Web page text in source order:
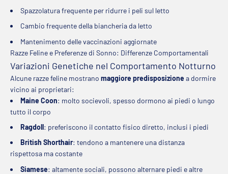
Spazzolatura frequente per ridurre i peli sul letto
Cambio frequente della biancheria da letto
Mantenimento delle vaccinazioni aggiornate
Razze Feline e Preferenze di Sonno: Differenze Comportamentali
Variazioni Genetiche nel Comportamento Notturno
Alcune razze feline mostrano maggiore predisposizione a dormire
vicino ai proprietari:
Maine Coon: molto socievoli, spesso dormono ai piedi o lungo
tutto il corpo
Ragdoll: preferiscono il contatto fisico diretto, inclusi i piedi
British Shorthair: tendono a mantenere una distanza
rispettosa ma costante
Siamese: altamente sociali, possono alternare piedi e altre